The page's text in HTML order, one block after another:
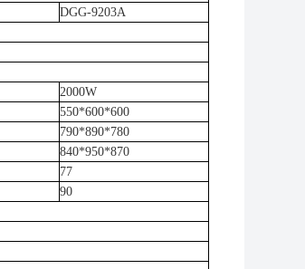
DGG-9203A
2000W
550*600*600
790*890*780
840*950*870
77
90